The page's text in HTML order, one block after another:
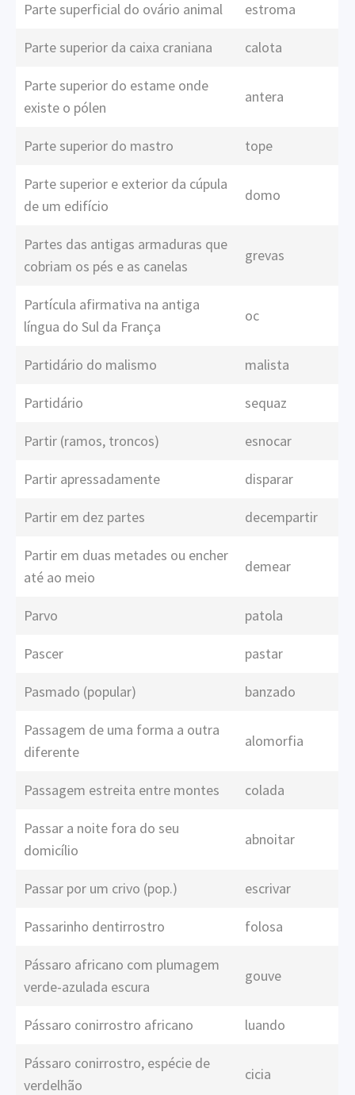
Parte superficial do ovário animal estroma
Parte superior da caixa craniana calota
Parte superior do estame onde
existe o pólen
antera
Parte superior do mastro tope
Parte superior e exterior da cúpula
de um edifício
domo
Partes das antigas armaduras que
cobriam os pés e as canelas
grevas
Partícula afirmativa na antiga
língua do Sul da França
oc
Partidário do malismo malista
Partidário sequaz
Partir (ramos, troncos) esnocar
Partir apressadamente disparar
Partir em dez partes decempartir
Partir em duas metades ou encher
até ao meio
demear
Parvo patola
Pascer pastar
Pasmado (popular) banzado
Passagem de uma forma a outra
diferente
alomorfia
Passagem estreita entre montes colada
Passar a noite fora do seu
domicílio
abnoitar
Passar por um crivo (pop.) escrivar
Passarinho dentirrostro folosa
Pássaro africano com plumagem
verde-azulada escura
gouve
Pássaro conirrostro africano luando
Pássaro conirrostro, espécie de
verdelhão
cicia